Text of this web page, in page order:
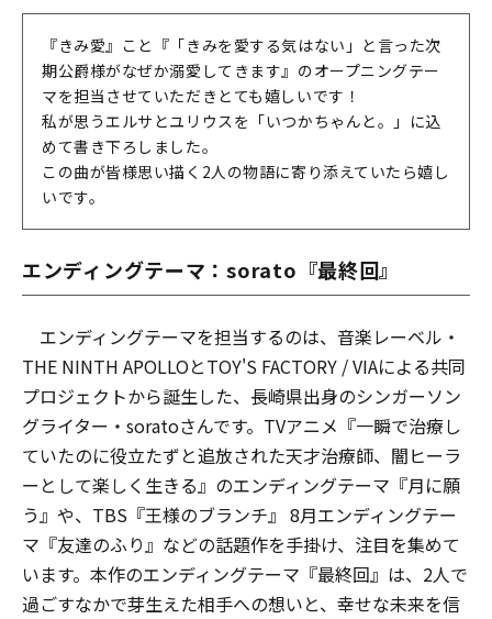
『きみ愛』こと『「きみを愛する気はない」と言った次
期公爵様がなぜか溺愛してきます』のオープニングテー
マを担当させていただきとても嬉しいです！
私が思うエルサとユリウスを「いつかちゃんと。」に込
めて書き下ろしました。
この曲が皆様思い描く2人の物語に寄り添えていたら嬉し
いです。
エンディングテーマ：sorato『最終回』
エンディングテーマを担当するのは、音楽レーベル・
THE NINTH APOLLOとTOY'S FACTORY / VIAによる共同
プロジェクトから誕生した、長崎県出身のシンガーソン
グライター・soratoさんです。TVアニメ『一瞬で治療し
ていたのに役立たずと追放された天才治療師、闇ヒーラ
ーとして楽しく生きる』のエンディングテーマ『月に願
う』や、TBS『王様のブランチ』 8月エンディングテー
マ『友達のふり』などの話題作を手掛け、注目を集めて
います。本作のエンディングテーマ『最終回』は、2人で
過ごすなかで芽生えた相手への想いと、幸せな未来を信